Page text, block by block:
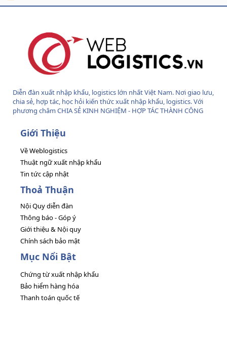
Diễn đàn xuất nhập khẩu, logistics lớn nhất Việt Nam. Nơi giao lưu,
chia sẻ, hợp tác, học hỏi kiến thức xuất nhập khẩu, logistics. Với
phương châm CHIA SẺ KINH NGHIỆM - HỢP TÁC THÀNH CÔNG
Giới Thiệu
Về Weblogistics
Thuật ngữ xuất nhập khẩu
Tin tức cập nhật
Thoả Thuận
Nội Quy diễn đàn
Thông báo - Góp ý
Giới thiệu & Nội quy
Chính sách bảo mật
Mục Nổi Bật
Chứng từ xuất nhập khẩu
Bảo hiểm hàng hóa
Thanh toán quốc tế